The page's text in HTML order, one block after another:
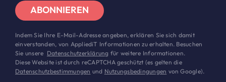
ABONNIEREN
Indem Sie Ihre E-Mail-Adresse angeben, erklären Sie sich damit
einverstanden, von AppliediT Informationen zu erhalten. Besuchen
Sie unsere Datenschutzerklärung für weitere Informationen.
Diese Website ist durch reCAPTCHA geschützt (es gelten die
Datenschutzbestimmungen und Nutzungsbedingungen von Google).